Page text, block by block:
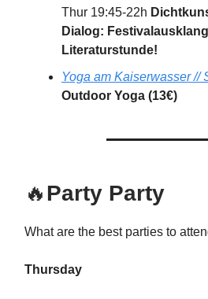
Thur 19:45-22h
Dialog:
Literaturstunde!
Yoga am Kaiserwasser //
Outdoor Yoga (13€)
🔥Party Party
What are the best parties to
Thursday